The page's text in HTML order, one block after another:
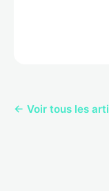
← Voir tous les